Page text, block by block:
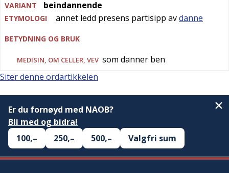
VARIANT
beindannende
ETYMOLOGI annet ledd presens partisipp avdanne
BETYDNING OG BRUK
MEDISIN, OM CELLER, VEV som danner ben
Siter denne ordartikkelen
Er du fornøyd med NAOB?
Bli med og bidra!
100,–
250,– 500,– Valgfri sum